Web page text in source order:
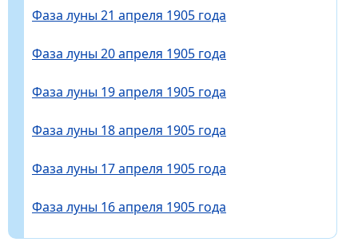
Фаза луны 21 апреля 1905 года
Фаза луны 20 апреля 1905 года
Фаза луны 19 апреля 1905 года
Фаза луны 18 апреля 1905 года
Фаза луны 17 апреля 1905 года
Фаза луны 16 апреля 1905 года